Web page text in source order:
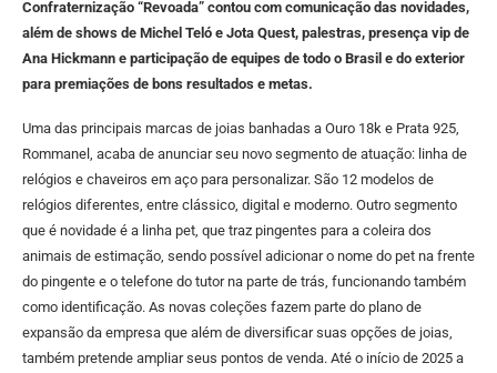
Confraternização “Revoada” contou com comunicação das novidades,
além de shows de Michel Teló e Jota Quest, palestras, presença vip de
Ana Hickmann e participação de equipes de todo o Brasil e do exterior
para premiações de bons resultados e metas.
Uma das principais marcas de joias banhadas a Ouro 18k e Prata 925,
Rommanel, acaba de anunciar seu novo segmento de atuação: linha de
relógios e chaveiros em aço para personalizar. São 12 modelos de
relógios diferentes, entre clássico, digital e moderno. Outro segmento
que é novidade é a linha pet, que traz pingentes para a coleira dos
animais de estimação, sendo possível adicionar o nome do pet na frente
do pingente e o telefone do tutor na parte de trás, funcionando também
como identificação. As novas coleções fazem parte do plano de
expansão da empresa que além de diversificar suas opções de joias,
também pretende ampliar seus pontos de venda. Até o início de 2025 a